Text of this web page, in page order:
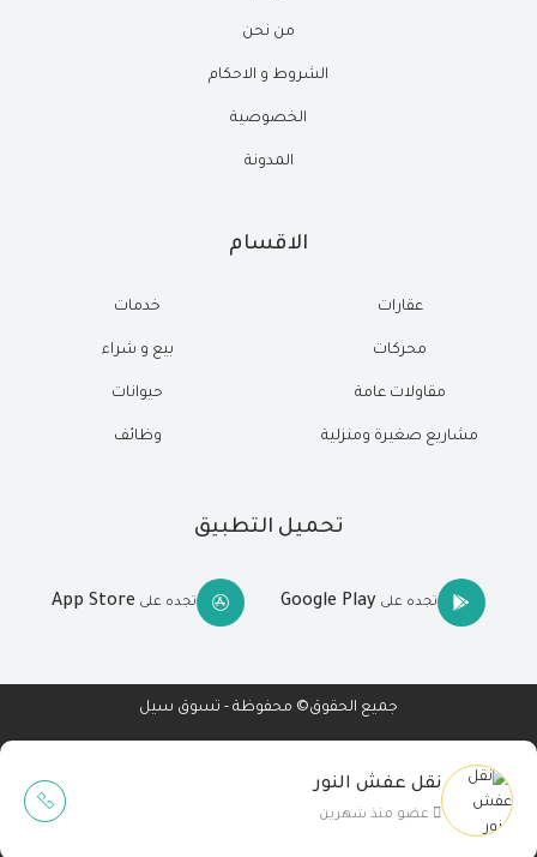
نقل عفش النور
عضو منذ شهرين
من نحن
الشروط و الاحكام
الخصوصية
المدونة
الاقسام
عقارات
محركات
مقاولات عامة
مشاريع صغيرة ومنزلية
خدمات
بيع و شراء
حيوانات
وظائف
تحميل التطبيق
تجده على Google Play تجده على App Store
جميع الحقوق© محفوظة - تسوق سيل